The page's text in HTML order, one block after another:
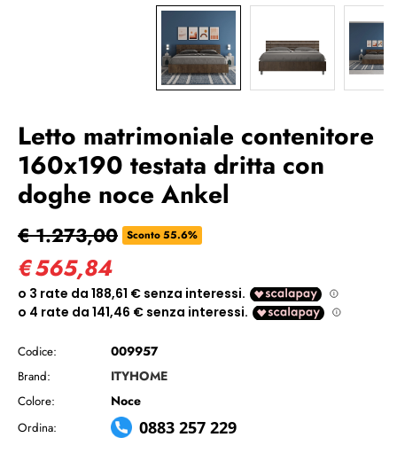
Letto matrimoniale contenitore
160x190 testata dritta con
doghe noce Ankel
€ 1.273,00 Sconto 55.6%
€565,84
Codice: 009957
Brand: ITYHOME
Colore: Noce
Ordina: 0883 257 229